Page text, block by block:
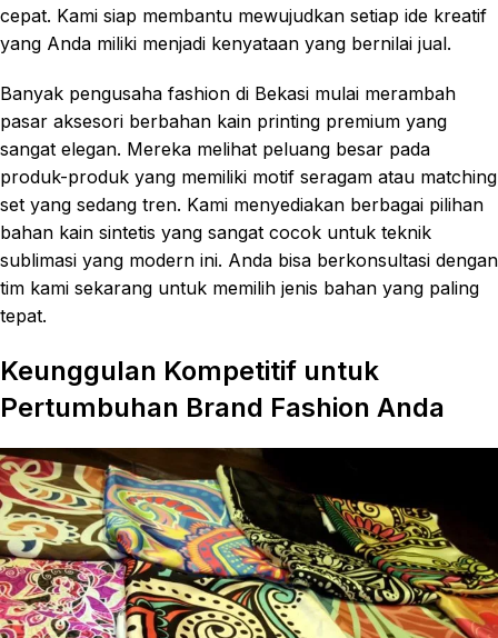
cepat. Kami siap membantu mewujudkan setiap ide kreatif
yang Anda miliki menjadi kenyataan yang bernilai jual.
Banyak pengusaha fashion di Bekasi mulai merambah
pasar aksesori berbahan kain printing premium yang
sangat elegan. Mereka melihat peluang besar pada
produk-produk yang memiliki motif seragam atau matching
set yang sedang tren. Kami menyediakan berbagai pilihan
bahan kain sintetis yang sangat cocok untuk teknik
sublimasi yang modern ini. Anda bisa berkonsultasi dengan
tim kami sekarang untuk memilih jenis bahan yang paling
tepat.
Keunggulan Kompetitif untuk
Pertumbuhan Brand Fashion Anda